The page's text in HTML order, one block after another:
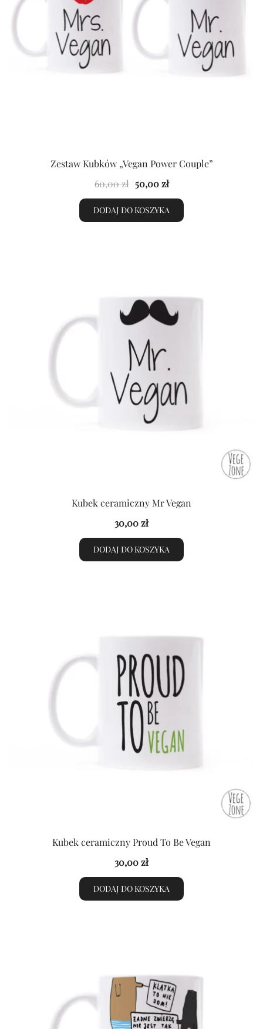
Zestaw Kubków „Vegan Power Couple”
60,00zł Pierwotna
cena
wynosiła:
50,00złAktualna
cena
wynosi:
DODAJ DO KOSZYKA
Kubek ceramiczny Mr Vegan
30,00zł
DODAJ DO KOSZYKA
Kubek ceramiczny Proud To Be Vegan
30,00zł
DODAJ DO KOSZYKA